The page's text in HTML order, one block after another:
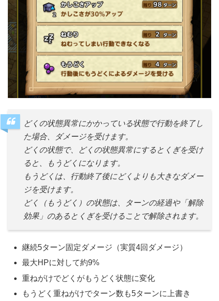
どくの状態異常にかかっている状態で行動を終了し
た場合、ダメージを受けます。
どくの状態で、どくの状態異常にするとくぎを受け
ると、もうどくになります。
もうどくは、行動終了後にどくよりも大きなダメー
ジを受けます。
どく（もうどく）の状態は、ターンの経過や「解除
効果」のあるとくぎを受けることで解除されます。
継続5ターン固定ダメージ（実質4回ダメージ）
最大HPに対して約9%
重ねがけでどくがもうどく状態に変化
もうどく重ねがけでターン数も5ターンに上書き